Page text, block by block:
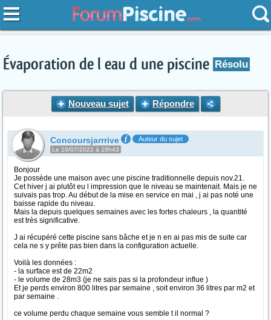
Évaporation de l eau d une piscine Résolu
Nouveau sujet Répondre
Concoursjarrrive Auteur du sujet
Le 10/07/2022 à 18h43
Bonjour
Je possède une maison avec une piscine traditionnelle depuis nov.21.
Cet hiver j ai plutôt eu l impression que le niveau se maintenait. Mais je ne
suivais pas trop. Au début de la mise en service en mai , j ai pas noté une
baisse rapide du niveau.
Mais la depuis quelques semaines avec les fortes chaleurs , la quantité
est très significative.
J ai récupéré cette piscine sans bâche et je n en ai pas mis de suite car
cela ne s y prête pas bien dans la configuration actuelle.
Voilà les données :
- la surface est de 22m2
- le volume de 28m3 (je ne sais pas si la profondeur influe )
Et je perds environ 800 litres par semaine , soit environ 36 litres par m2 et
par semaine .
ce volume perdu chaque semaine vous semble t il normal ?